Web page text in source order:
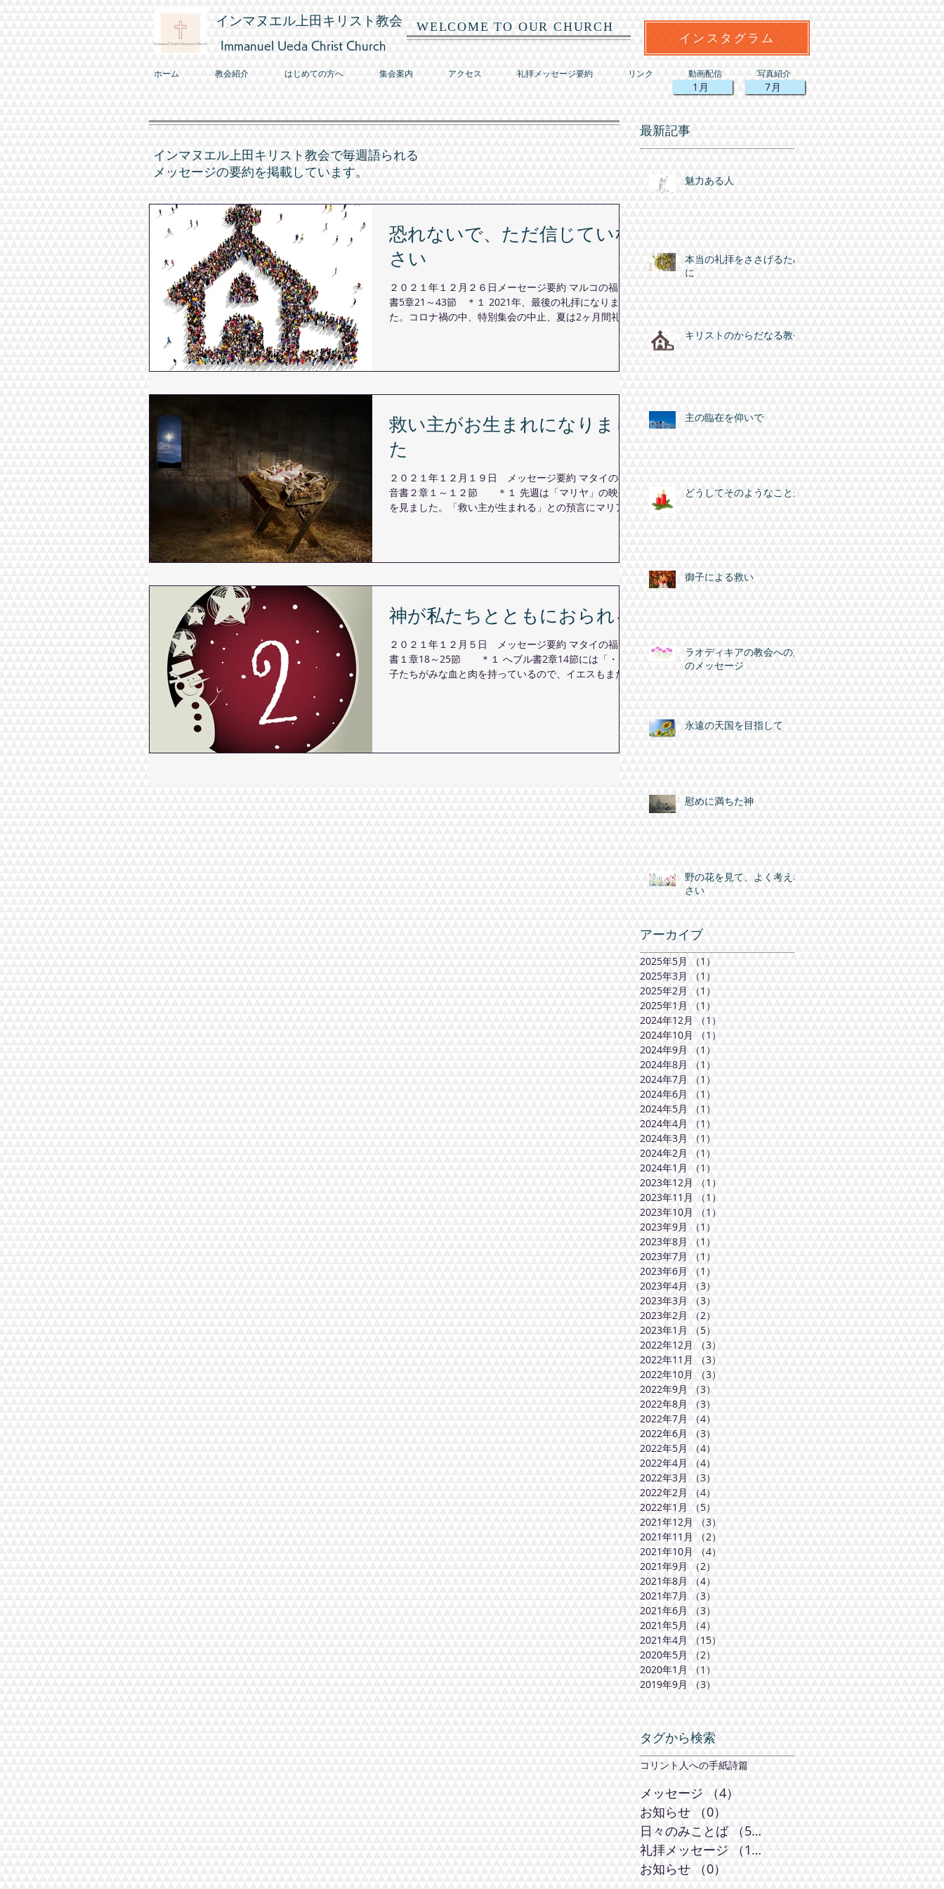
インマヌエル上田キリスト教会
Immanuel Ueda Christ Church
WELCOME TO OUR CHURCH
インスタグラム
ホーム 教会紹介 はじめての方へ 集会案内 アクセス 礼拝メッセージ要約 リンク 動画配信 写真紹介
7月
1月
​インマヌエル上田キリスト教会で毎週語られる
メッセージの要約を掲載しています。
恐れないで、ただ信じていな
さい
２０２１年１２月２６日メーセージ要約 マルコの福音
書5章21～43節 ＊１ 2021年、最後の礼拝になりまし
た。コロナ禍の中、特別集会の中止、夏は2ヶ月間礼拝
救い主がお生まれになりまし
た
２０２１年１２月１９日 メッセージ要約 マタイの福
音書２章１～１２節 ＊１ 先週は「マリヤ」の映画
を見ました。「救い主が生まれる」との預言にマリアを
神が私たちとともにおられる
２０２１年１２月５日 メッセージ要約 マタイの福音
書１章18～25節 ＊１ へブル書2章14節には「・・
子たちがみな血と肉を持っているので、イエスもまた同
最新記事
魅力ある人
本当の礼拝をささげるため
に
キリストのからだなる教会
主の臨在を仰いで
どうしてそのようなことが
御子による救い
ラオディキアの教会への主
のメッセージ
永遠の天国を目指して
慰めに満ちた神
野の花を見て、よく考えな
さい
アーカイブ
2025年5月 （1）
2025年3月
（1）
2025年2月
（1）
2025年1月
（1）
2024年12月
（1）
2024年10月
（1）
2024年9月
（1）
2024年8月
（1）
2024年7月
（1）
2024年6月
（1）
2024年5月
（1）
2024年4月
（1）
2024年3月
（1）
2024年2月
（1）
2024年1月
（1）
2023年12月
（1）
2023年11月
（1）
2023年10月
（1）
2023年9月
（1）
2023年8月
（1）
2023年7月
（1）
2023年6月
（1）
2023年4月
（3）
2023年3月
（3）
2023年2月
（2）
2023年1月
（5）
2022年12月
（3）
2022年11月
（3）
2022年10月
（3）
2022年9月
（3）
2022年8月
（3）
2022年7月
（4）
2022年6月
（3）
2022年5月
（4）
2022年4月
（4）
2022年3月
（3）
2022年2月
（4）
2022年1月
（5）
2021年12月
（3）
2021年11月
（2）
2021年10月
（4）
2021年9月
（2）
2021年8月
（4）
2021年7月
（3）
2021年6月
（3）
2021年5月
（4）
2021年4月
（15）
2020年5月
（2）
2020年1月
（1）
2019年9月
（3）
タグから検索
コリント人への手紙詩篇
メッセージ （4）
お知らせ
（0）
日々のみことば
（5）
礼拝メッセージ
（1）
お知らせ
（0）